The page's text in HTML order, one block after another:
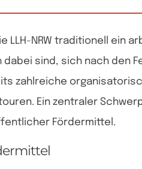
LLH-NRW traditionell ein
dabei sind, sich nach den
zahlreiche
Ein zentraler
Fördermittel.